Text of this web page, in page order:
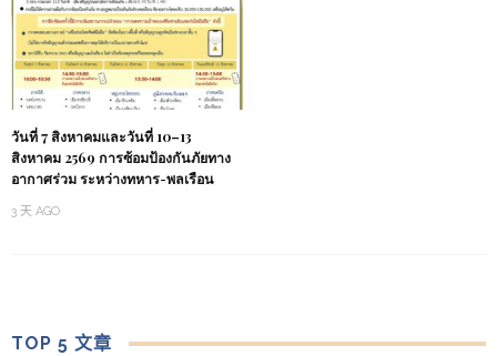
วันที่ 7 สิงหาคมและวันที่ 10–13
สิงหาคม 2569 การซ้อมป้องกันภัยทาง
อากาศร่วม ระหว่างทหาร-พลเรือน
3 天 AGO
TOP 5 文章